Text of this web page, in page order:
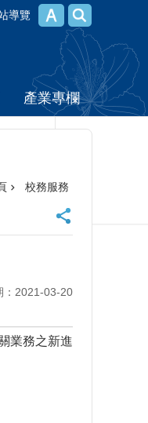
導覽
產業專欄
校務服務
：2021-03-20
業務之新進